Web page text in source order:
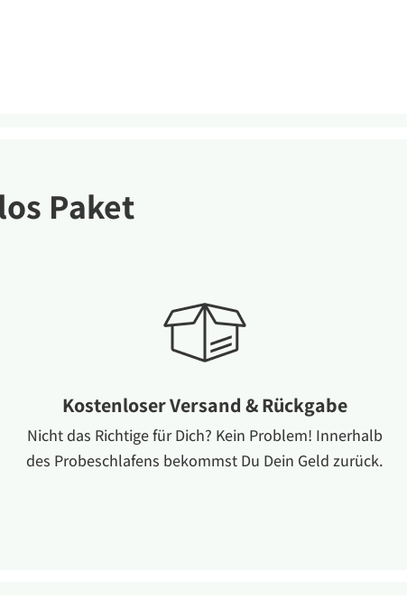
Paket
Kostenloser Versand & Rückgabe
Nicht das Richtige für Dich? Kein Problem! Innerhalb
des Probeschlafens bekommst Du Dein Geld zurück.